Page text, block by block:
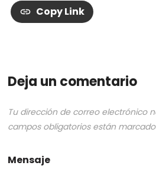
Copy Link
Deja un comentario
Tu dirección de correo electrónico
campos obligatorios están
Mensaje